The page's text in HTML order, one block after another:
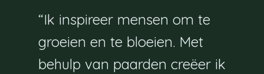
“Ik inspireer mensen om te
groeien en te bloeien. Met
behulp van paarden creëer ik